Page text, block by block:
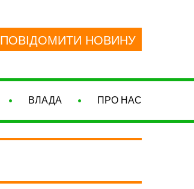
ПОВІДОМИТИ НОВИНУ
ВЛАДА ПРО НАС